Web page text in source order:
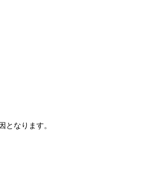
となります。